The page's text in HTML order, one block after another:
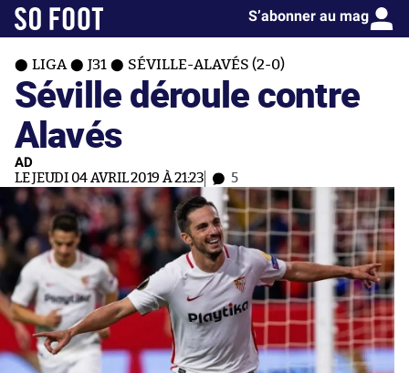
S’abonner au mag
LIGA J31 SÉVILLE-ALAVÉS (2-0)
Séville déroule contre
Alavés
AD
LE JEUDI 04 AVRIL 2019 À 21:23 5